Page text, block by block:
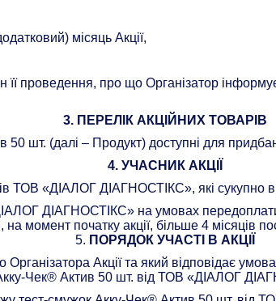
місяць Акції,
проведення, про що Організатор
3. ПЕРЕЛІК АКЦІЙНИХ ТОВАРІВ
шт. (далі – Продукт) доступні для
4. УЧАСНИК АКЦІЇ
ТОВ «ДІАЛОГ ДІАГНОСТІКС», які сукупно
ДІАГНОСТІКС» на умовах передоплати
початку акції, більше 4 місяців
5. ПОРЯДОК УЧАСТІ В АКЦІЇ
Організатора Акції та який відповідає
Чек® Актив 50 шт. від ТОВ «ДІАЛОГ